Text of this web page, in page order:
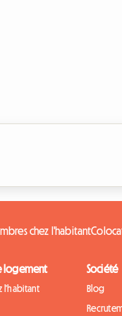
chez l'habitant
logement
l'habitant
Société
Blog